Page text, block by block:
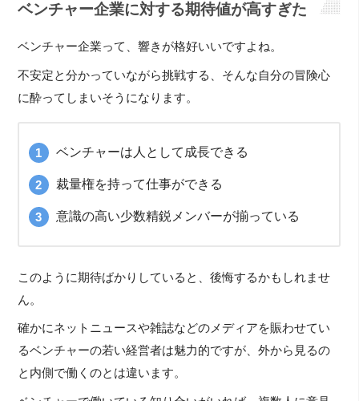
ベンチャー企業に対する期待値が高すぎた
ベンチャー企業って、響きが格好いいですよね。
不安定と分かっていながら挑戦する、そんな自分の冒険心
に酔ってしまいそうになります。
ベンチャーは人として成長できる
裁量権を持って仕事ができる
意識の高い少数精鋭メンバーが揃っている
このように期待ばかりしていると、後悔するかもしれませ
ん。
確かにネットニュースや雑誌などのメディアを賑わせてい
るベンチャーの若い経営者は魅力的ですが、外から見るの
と内側で働くのとは違います。